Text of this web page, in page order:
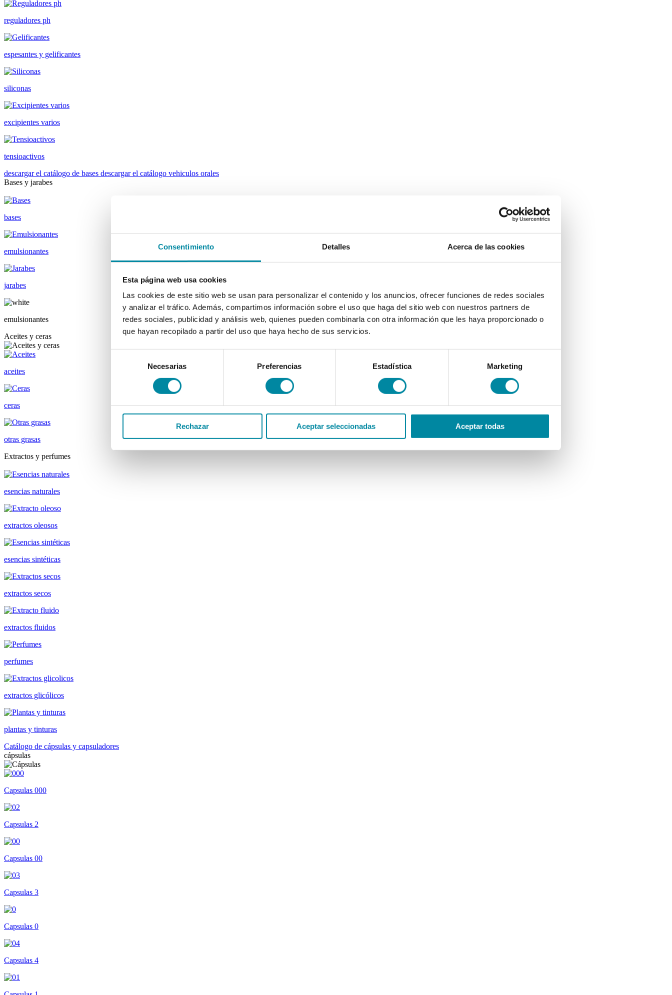
Consentimiento Detalles Acerca de las cookies
Esta página web usa cookies
Las cookies de este sitio web se usan para personalizar el contenido y los anuncios, ofrecer funciones de redes sociales
y analizar el tráfico. Además, compartimos información sobre el uso que haga del sitio web con nuestros partners de
redes sociales, publicidad y análisis web, quienes pueden combinarla con otra información que les haya proporcionado o
que hayan recopilado a partir del uso que haya hecho de sus servicios.
consentimiento
Necesarias Preferencias Estadística Marketing
Rechazar Aceptar seleccionadas Aceptar todas
reguladores ph
espesantes y gelificantes
siliconas
excipientes varios
tensioactivos
descargar el catálogo de bases descargar el catálogo vehiculos orales
Bases y jarabes
bases
emulsionantes
jarabes
emulsionantes
Aceites y ceras
aceites
ceras
otras grasas
Extractos y perfumes
esencias naturales
extractos oleosos
esencias sintéticas
extractos secos
extractos fluidos
perfumes
extractos glicólicos
plantas y tinturas
Catálogo de cápsulas y capsuladores
cápsulas
Capsulas 000
Capsulas 2
Capsulas 00
Capsulas 3
Capsulas 0
Capsulas 4